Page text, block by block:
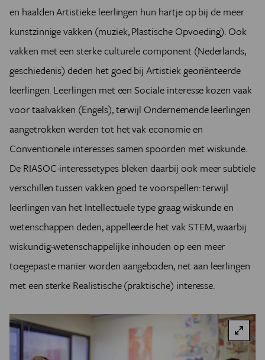
en haalden Artistieke leerlingen hun hartje op bij de meer
kunstzinnige vakken (muziek, Plastische Opvoeding). Ook
vakken met een sterke culturele component (Nederlands,
geschiedenis) deden het goed bij Artistiek georiënteerde
leerlingen. Leerlingen met een Sociale interesse kozen vaak
voor taalvakken (Engels), terwijl Ondernemende leerlingen
aangetrokken werden tot het vak economie en
Conventionele interesses samen spoorden met wiskunde.
De RIASOC-interessetypes bleken daarbij ook meer subtiele
verschillen tussen vakken goed te voorspellen: terwijl
leerlingen van het Intellectuele type graag wiskunde en
wetenschappen deden, appelleerde het vak STEM, waarbij
wiskundig-wetenschappelijke inhouden op een meer
toegepaste manier worden aangeboden, net aan leerlingen
met een sterke Realistische (praktische) interesse.